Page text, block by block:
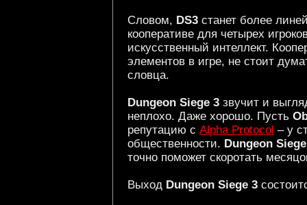
Словом, DS3 станет более
кооперативе для четырех
искусственный интеллект.
элементов в игре, не стоит
словца.
Dungeon Siege 3 звучит и
неплохо. Даже хорошо. Пусть
репутацию с Alpha Protocol – у
общественности. Dungeon
точно поможет скоротать
Выход Dungeon Siege 3